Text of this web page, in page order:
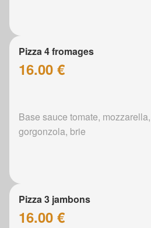
Pizza 4 fromages
16.00 €
Base sauce tomate,
gorgonzola, brie
Pizza 3 jambons
16.00 €